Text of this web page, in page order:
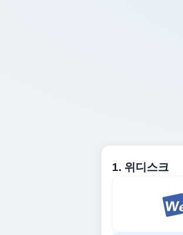
1. 위디스크